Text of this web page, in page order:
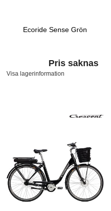
Ecoride Sense Grön
Pris saknas
Visa lagerinformation